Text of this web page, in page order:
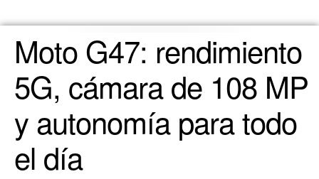
Moto G47: rendimiento
5G, cámara de 108 MP
y autonomía para todo
el día